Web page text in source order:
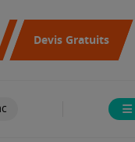
Devis Gratuits